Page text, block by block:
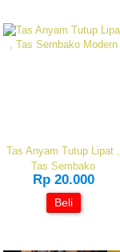
Tas Anyam Tutup Lipat ,
Tas Sembako
Rp 20.000
Beli